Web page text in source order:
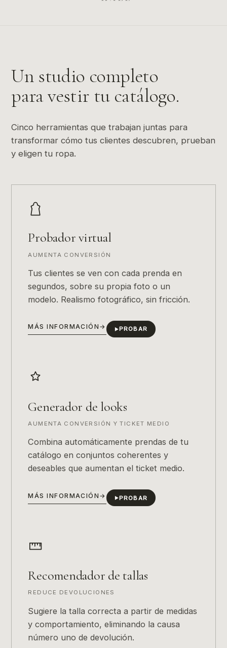
Un studio completo
para vestir tu catálogo.
Cinco herramientas que trabajan juntas para
transformar cómo tus clientes descubren, prueban
y eligen tu ropa.
Probador virtual
AUMENTA CONVERSIÓN
Tus clientes se ven con cada prenda en
segundos, sobre su propia foto o un
modelo. Realismo fotográfico, sin fricción.
MÁS INFORMACIÓN → ▶PROBAR
Generador de looks
AUMENTA CONVERSIÓN Y TICKET MEDIO
Combina automáticamente prendas de tu
catálogo en conjuntos coherentes y
deseables que aumentan el ticket medio.
MÁS INFORMACIÓN → ▶PROBAR
Recomendador de tallas
REDUCE DEVOLUCIONES
Sugiere la talla correcta a partir de medidas
y comportamiento, eliminando la causa
número uno de devolución.